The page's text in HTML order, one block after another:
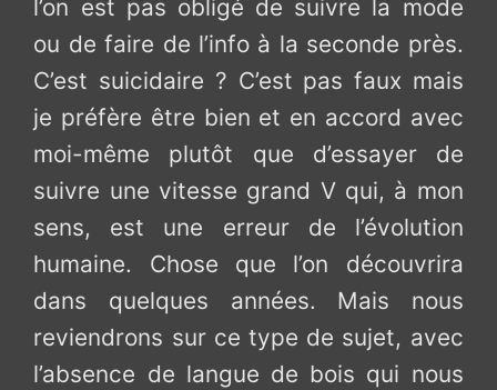
l’on est pas obligé de suivre la mode
ou de faire de l’info à la seconde près.
C’est suicidaire ? C’est pas faux mais
je préfère être bien et en accord avec
moi-même plutôt que d’essayer de
suivre une vitesse grand V qui, à mon
sens, est une erreur de l’évolution
humaine. Chose que l’on découvrira
dans quelques années. Mais nous
reviendrons sur ce type de sujet, avec
l’absence de langue de bois qui nous